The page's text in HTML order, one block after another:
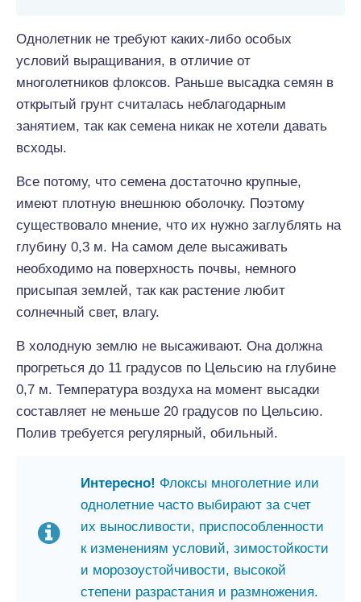
Однолетник не требуют каких-либо особых
условий выращивания, в отличие от
многолетников флоксов. Раньше высадка семян в
открытый грунт считалась неблагодарным
занятием, так как семена никак не хотели давать
всходы.
Все потому, что семена достаточно крупные,
имеют плотную внешнюю оболочку. Поэтому
существовало мнение, что их нужно заглублять на
глубину 0,3 м. На самом деле высаживать
необходимо на поверхность почвы, немного
присыпая землей, так как растение любит
солнечный свет, влагу.
В холодную землю не высаживают. Она должна
прогреться до 11 градусов по Цельсию на глубине
0,7 м. Температура воздуха на момент высадки
составляет не меньше 20 градусов по Цельсию.
Полив требуется регулярный, обильный.
Интересно! Флоксы многолетние или
однолетние часто выбирают за счет
их выносливости, приспособленности
к изменениям условий, зимостойкости
и морозоустойчивости, высокой
степени разрастания и размножения.